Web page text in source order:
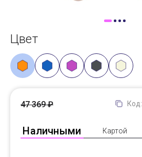
Цвет
Код:
Наличными Картой
47 369 ₽